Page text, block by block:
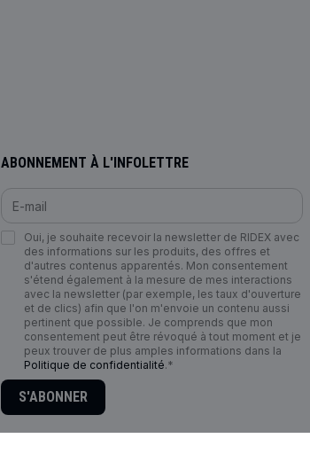
ABONNEMENT À L'INFOLETTRE
Oui, je souhaite recevoir la newsletter de RIDEX avec
des informations sur les produits, des offres et
d'autres contenus apparentés. Mon consentement
s'étend également à la mesure de mes interactions
avec la newsletter (par exemple, les taux d'ouverture
et de clics) afin que l'on m'envoie un contenu aussi
pertinent que possible. Je comprends que mon
consentement peut être révoqué à tout moment et je
peux trouver de plus amples informations dans la
Politique de confidentialité.*
S'ABONNER